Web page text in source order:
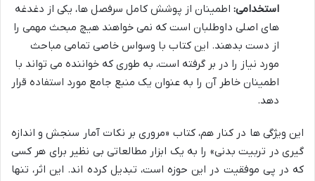
استخدامی: اطمینان از پوشش کامل سرفصل ها، یکی از دغدغه
های اصلی داوطلبان است که نمی خواهند هیچ مبحث مهمی را
از دست بدهند. این کتاب با وسواس خاصی تمامی مباحث
مورد نیاز را در بر گرفته است، به طوری که خواننده می تواند با
اطمینان خاطر آن را به عنوان یک منبع جامع مورد استفاده قرار
دهد.
این ویژگی ها در کنار هم، کتاب «مروری بر نکات آمار سنجش و اندازه
گیری در تربیت بدنی» را به یک ابزار مطالعاتی بی نظیر برای هر کسی
که در پی موفقیت در این حوزه است، تبدیل کرده اند. این اثر، تنها